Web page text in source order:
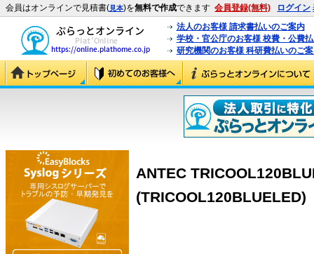
会員はオンラインで見積書(見本)を無料で作成できます 会員登録(無料) ログイン
法人のお客様 請求書払いのご案内
学校・官公庁のお客様 校費・公費
研究機関のお客様 科研費払いのご
ANTEC
(TRICOOL120BLUELED)